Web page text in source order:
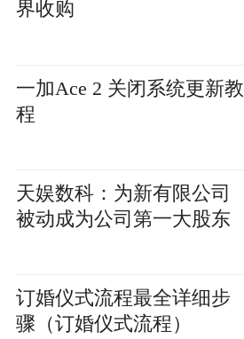
界收购
一加Ace 2 关闭系统更新教
程
天娱数科：为新有限公司
被动成为公司第一大股东
订婚仪式流程最全详细步
骤（订婚仪式流程）